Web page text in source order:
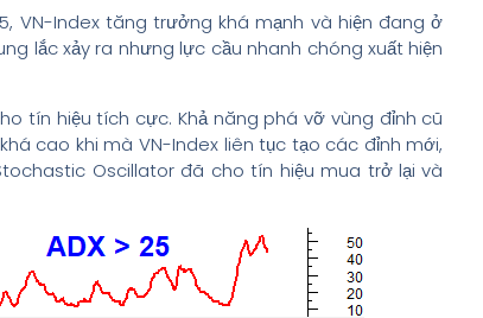
VN-Index tăng trưởng khá mạnh và hiện đang ở
lắc xảy ra nhưng lực cầu nhanh chóng xuất hiện
tín hiệu tích cực. Khả năng phá vỡ vùng đỉnh cũ
cao khi mà VN-Index liên tục tạo các đỉnh mới,
Oscillator đã cho tín hiệu mua trở lại và